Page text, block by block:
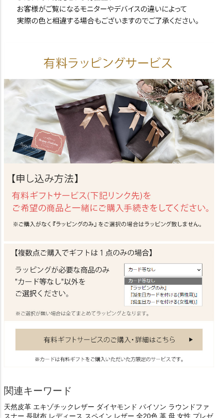
関連キーワード
天然皮革 エキゾチックレザー ダイヤモンド パイソン ラウンドファ
スナー 長財布 レディース スペイン レザー 全20色 革 母 女性 プレゼ